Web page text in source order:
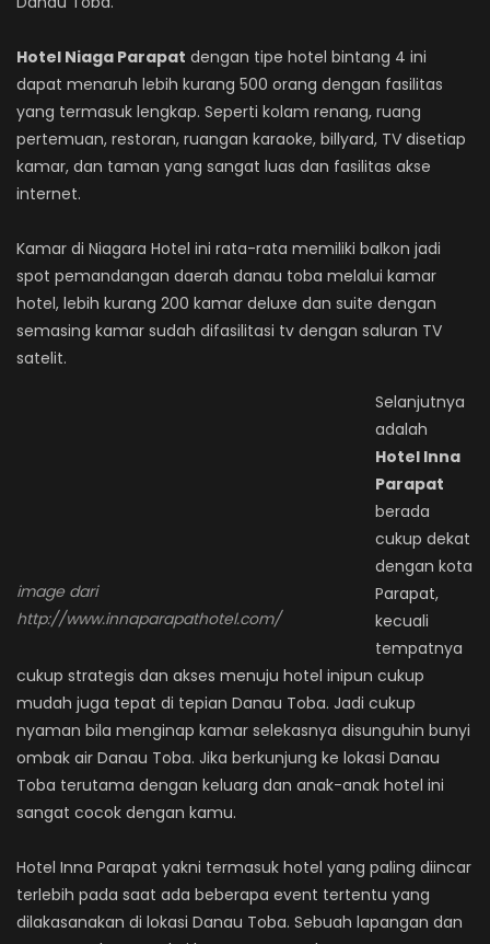
Hotel Niaga Parapat dengan tipe hotel bintang 4 ini
dapat menaruh lebih kurang 500 orang dengan fasilitas
yang termasuk lengkap. Seperti kolam renang, ruang
pertemuan, restoran, ruangan karaoke, billyard, TV disetiap
kamar, dan taman yang sangat luas dan fasilitas akse
internet.
Kamar di Niagara Hotel ini rata-rata memiliki balkon jadi
spot pemandangan daerah danau toba melalui kamar
hotel, lebih kurang 200 kamar deluxe dan suite dengan
semasing kamar sudah difasilitasi tv dengan saluran TV
satelit.
image dari
http://www.innaparapathotel.com/
Selanjutnya
adalah
Hotel Inna
Parapat
berada
cukup dekat
dengan kota
Parapat,
kecuali
tempatnya
cukup strategis dan akses menuju hotel inipun cukup
mudah juga tepat di tepian Danau Toba. Jadi cukup
nyaman bila menginap kamar selekasnya disunguhin bunyi
ombak air Danau Toba. Jika berkunjung ke lokasi Danau
Toba terutama dengan keluarg dan anak-anak hotel ini
sangat cocok dengan kamu.
Hotel Inna Parapat yakni termasuk hotel yang paling diincar
terlebih pada saat ada beberapa event tertentu yang
dilakasanakan di lokasi Danau Toba. Sebuah lapangan dan